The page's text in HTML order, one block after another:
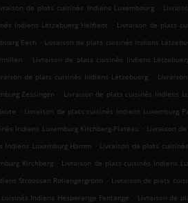
de plats cuisinés Indiens Luxembourg .
Indiens Lëtzebuerg Helftent . Livraison de plats
Eech . Livraison de plats cuisinés Indiens
. Livraison de plats cuisinés Indiens
de plats cuisinés Indiens Lëtzebuerg .
Zessingen . Livraison de plats cuisinés Indiens
. Livraison de plats cuisinés Indiens Luxemburg
Indiens Luxemburg Kirchberg-Plateau . Livraison
Luxemburg Hamm . Livraison de plats
Kirchberg . Livraison de plats cuisinés Indiens
Stroossen Rollengergronn . Livraison de plats
Indiens Hesperange Fentange . Livraison de